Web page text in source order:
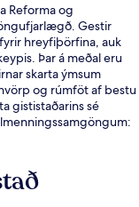
Reforma og
Gestir
hreyfiþörfina, auk
Þar á meðal eru
skarta ýmsum
og rúmföt af bestu
gististaðarins sé
og Sevilla